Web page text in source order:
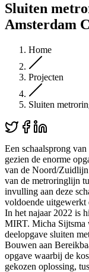
Sluiten
Amsterdam
Home
Projecten
Sluiten
Een schaalsprong
gezien de enorme
van de Noord/
van de metroringlijn
invulling aan deze
voldoende uitgewerkt
In het najaar 2022 is
MIRT. Micha Sijtsma
deelopgave sluiten
Bouwen aan
opgave waarbij de
gekozen oplossing,